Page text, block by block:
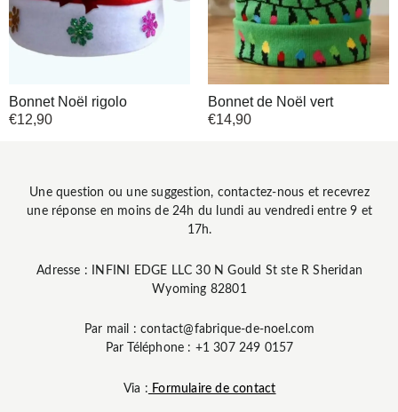
Bonnet Noël rigolo
€12,90
Bonnet de Noël vert
€14,90
Une question ou une suggestion, contactez-nous et recevrez
une réponse en moins de 24h du lundi au vendredi entre 9 et
17h.
Adresse : INFINI EDGE LLC 30 N Gould St ste R Sheridan
Wyoming 82801
Par mail : contact@fabrique-de-noel.com
Par Téléphone : +1 307 249 0157
Via : Formulaire de contact